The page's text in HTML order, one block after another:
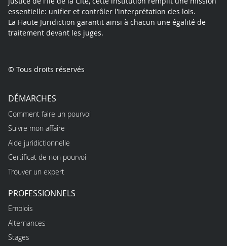
essentielle: unifier et contrôler l'interprétation des lois.
La Haute Juridiction garantit ainsi à chacun une égalité de
traitement devant les juges.
© Tous droits réservés
DÉMARCHES
Comment faire un pourvoi
Suivre mon affaire
Aide juridictionnelle
Certificat de non pourvoi
Trouver un expert
PROFESSIONNELS
Emplois
Alternances
Stages